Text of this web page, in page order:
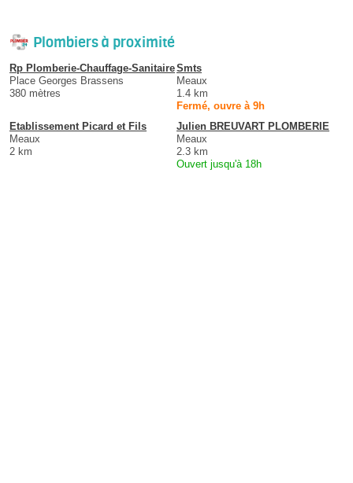
Plombiers à proximité
Rp Plomberie-Chauffage-Sanitaire
Place Georges Brassens
380 mètres
Smts
Meaux
1.4 km
Fermé, ouvre à 9h
Etablissement Picard et Fils
Meaux
2 km
Julien BREUVART PLOMBERIE
Meaux
2.3 km
Ouvert jusqu'à 18h